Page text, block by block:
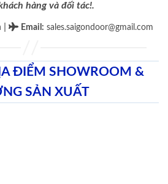
hàng và đối tác!.
Email : sales.saigondoor@gmail.com
ĐIỂM SHOWROOM &
SẢN XUẤT